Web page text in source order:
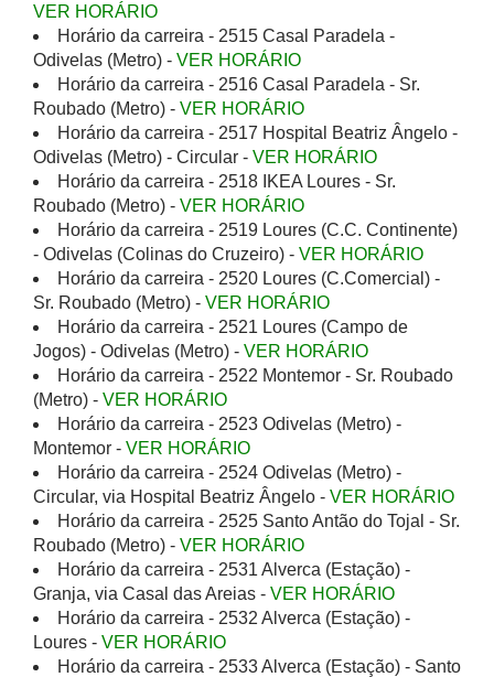
VER HORÁRIO
Horário da carreira - 2515 Casal Paradela -
Odivelas (Metro) - VER HORÁRIO
Horário da carreira - 2516 Casal Paradela - Sr.
Roubado (Metro) - VER HORÁRIO
Horário da carreira - 2517 Hospital Beatriz Ângelo -
Odivelas (Metro) - Circular - VER HORÁRIO
Horário da carreira - 2518 IKEA Loures - Sr.
Roubado (Metro) - VER HORÁRIO
Horário da carreira - 2519 Loures (C.C. Continente)
- Odivelas (Colinas do Cruzeiro) - VER HORÁRIO
Horário da carreira - 2520 Loures (C.Comercial) -
Sr. Roubado (Metro) - VER HORÁRIO
Horário da carreira - 2521 Loures (Campo de
Jogos) - Odivelas (Metro) - VER HORÁRIO
Horário da carreira - 2522 Montemor - Sr. Roubado
(Metro) - VER HORÁRIO
Horário da carreira - 2523 Odivelas (Metro) -
Montemor - VER HORÁRIO
Horário da carreira - 2524 Odivelas (Metro) -
Circular, via Hospital Beatriz Ângelo - VER HORÁRIO
Horário da carreira - 2525 Santo Antão do Tojal - Sr.
Roubado (Metro) - VER HORÁRIO
Horário da carreira - 2531 Alverca (Estação) -
Granja, via Casal das Areias - VER HORÁRIO
Horário da carreira - 2532 Alverca (Estação) -
Loures - VER HORÁRIO
Horário da carreira - 2533 Alverca (Estação) - Santo